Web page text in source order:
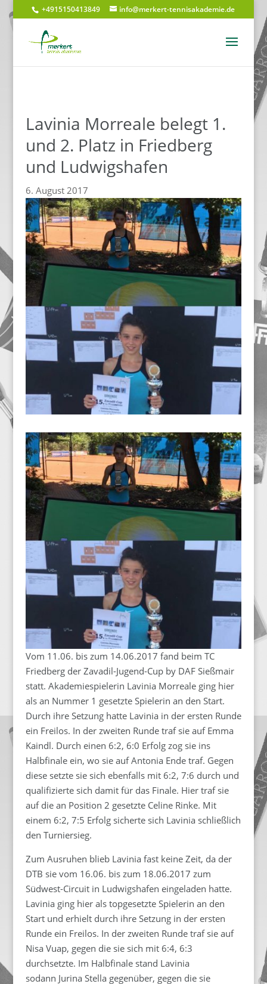
+4915150413849 info@merkert-tennisakademie.de
Lavinia Morreale belegt 1.
und 2. Platz in Friedberg
und Ludwigshafen
6. August 2017
Vom 11.06. bis zum 14.06.2017 fand beim TC
Friedberg der Zavadil-Jugend-Cup by DAF Sießmair
statt. Akademiespielerin Lavinia Morreale ging hier
als an Nummer 1 gesetzte Spielerin an den Start.
Durch ihre Setzung hatte Lavinia in der ersten Runde
ein Freilos. In der zweiten Runde traf sie auf Emma
Kaindl. Durch einen 6:2, 6:0 Erfolg zog sie ins
Halbfinale ein, wo sie auf Antonia Ende traf. Gegen
diese setzte sie sich ebenfalls mit 6:2, 7:6 durch und
qualifizierte sich damit für das Finale. Hier traf sie
auf die an Position 2 gesetzte Celine Rinke. Mit
einem 6:2, 7:5 Erfolg sicherte sich Lavinia schließlich
den Turniersieg.
Zum Ausruhen blieb Lavinia fast keine Zeit, da der
DTB sie vom 16.06. bis zum 18.06.2017 zum
Südwest-Circuit in Ludwigshafen eingeladen hatte.
Lavinia ging hier als topgesetzte Spielerin an den
Start und erhielt durch ihre Setzung in der ersten
Runde ein Freilos. In der zweiten Runde traf sie auf
Nisa Vuap, gegen die sie sich mit 6:4, 6:3
durchsetzte. Im Halbfinale stand Lavinia
sodann Jurina Stella gegenüber, gegen die sie